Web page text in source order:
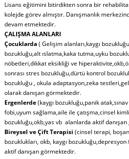
Lisans eğitimini bitirdikten sonra bir
kolejde görev almıştır. Danışmanlık
devam etmektedir.
ÇALIŞMA ALANLARI
Çocuklarda( Gelişim alanları,kaygı
bozukluğu,alt ıslatma,kaka tutma,uyku
nöbetleri,dikkat eksikliği ve
sonrası stres bozukluğu,dürtü kontrol
bozukluğu , okula adaptasyon,zeka
olarak danışan görmektedir.
Ergenlerde(kaygı bozukluğu,panik
fobi,uyum sağlama,aile ile çatışma,cinsel
bozukluğu,okb,yas vb alanlarda aktif
Bireysel ve Çift Terapisi (cinsel terapi,
bozuklukları, okb, kaygı
aktif danışan görmektedir.